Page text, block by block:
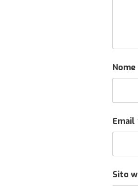
Nome
Email
Sito